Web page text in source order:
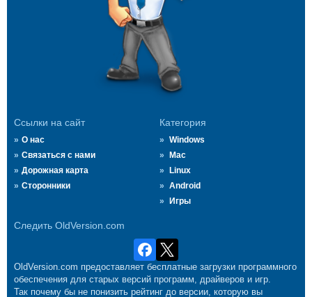
Ссылки на сайт
О нас
Связаться с нами
Дорожная карта
Сторонники
Категория
Windows
Mac
Linux
Android
Игры
Следить OldVersion.com
OldVersion.com предоставляет бесплатные загрузки программного
обеспечения для старых версий программ, драйверов и игр.
Так почему бы не понизить рейтинг до версии, которую вы